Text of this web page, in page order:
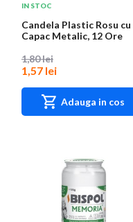
IN STOC
Candela Plastic Rosu cu
Capac Metalic, 12 Ore
1,80 lei
1,57 lei
Adauga in cos